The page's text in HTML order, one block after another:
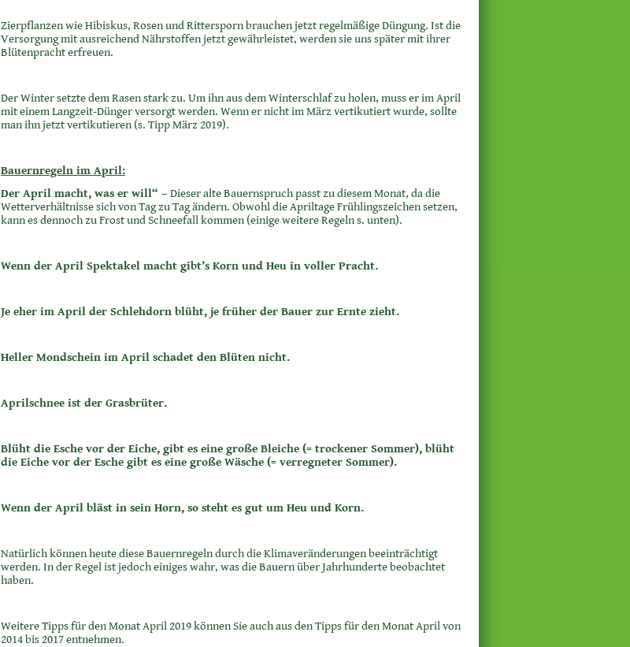
Zierpflanzen wie Hibiskus, Rosen und Rittersporn brauchen jetzt regelmäßige Düngung. Ist die
Versorgung mit ausreichend Nährstoffen jetzt gewährleistet, werden sie uns später mit ihrer
Blütenpracht erfreuen.
Der Winter setzte dem Rasen stark zu. Um ihn aus dem Winterschlaf zu holen, muss er im April
mit einem Langzeit-Dünger versorgt werden. Wenn er nicht im März vertikutiert wurde, sollte
man ihn jetzt vertikutieren (s. Tipp März 2019).
Bauernregeln im April:
Der April macht, was er will“ – Dieser alte Bauernspruch passt zu diesem Monat, da die
Wetterverhältnisse sich von Tag zu Tag ändern. Obwohl die Apriltage Frühlingszeichen setzen,
kann es dennoch zu Frost und Schneefall kommen (einige weitere Regeln s. unten).
Wenn der April Spektakel macht gibt’s Korn und Heu in voller Pracht.
Je eher im April der Schlehdorn blüht, je früher der Bauer zur Ernte zieht.
Heller Mondschein im April schadet den Blüten nicht.
Aprilschnee ist der Grasbrüter.
Blüht die Esche vor der Eiche, gibt es eine große Bleiche (= trockener Sommer), blüht
die Eiche vor der Esche gibt es eine große Wäsche (= verregneter Sommer).
Wenn der April bläst in sein Horn, so steht es gut um Heu und Korn.
Natürlich können heute diese Bauernregeln durch die Klimaveränderungen beeinträchtigt
werden. In der Regel ist jedoch einiges wahr, was die Bauern über Jahrhunderte beobachtet
haben.
Weitere Tipps für den Monat April 2019 können Sie auch aus den Tipps für den Monat April von
2014 bis 2017 entnehmen.